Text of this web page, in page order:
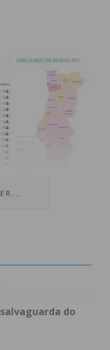
do
e-mail e
do